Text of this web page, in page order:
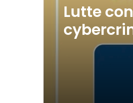
il y a 6 jours
Lutte
(pas de